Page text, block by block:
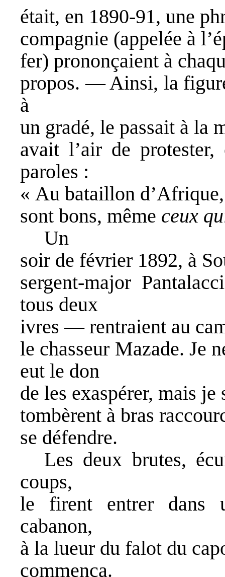
était, en 1890-91, une
compagnie (appelée à
fer) prononçaient à
propos. — Ainsi, la
à
un gradé, le passait à la
avait l’air de
paroles :
« Au bataillon
sont bons, même ceux
Un
soir de février 1892, à
sergent-major
tous deux
ivres — rentraient au
le chasseur Mazade. Je
eut le don
de les exaspérer, mais
tombèrent à bras
se défendre.
Les deux brutes,
coups,
le firent entrer dans
cabanon,
à la lueur du falot du
commença.